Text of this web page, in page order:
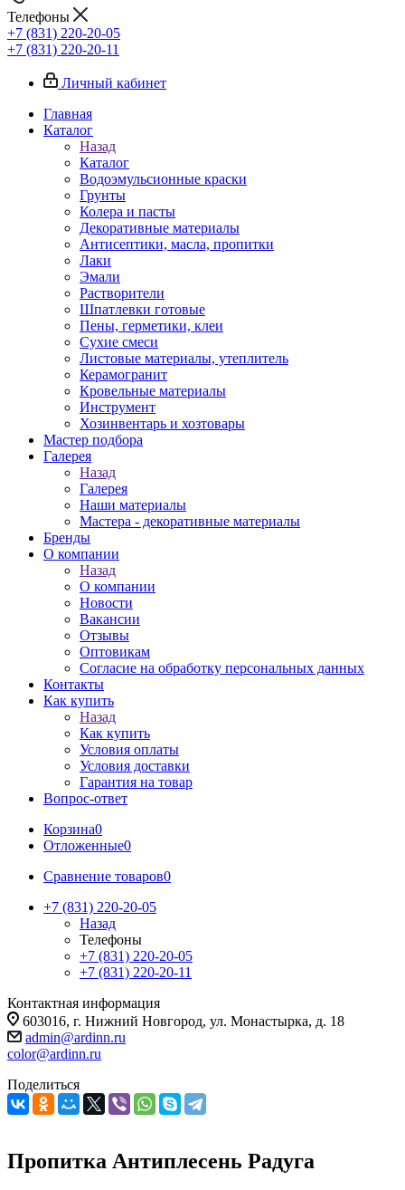
Телефоны
+7 (831) 220-20-05
+7 (831) 220-20-11
Личный кабинет
Главная
Каталог
Назад
Каталог
Водоэмульсионные краски
Грунты
Колера и пасты
Декоративные материалы
Антисептики, масла, пропитки
Лаки
Эмали
Растворители
Шпатлевки готовые
Пены, герметики, клеи
Сухие смеси
Листовые материалы, утеплитель
Керамогранит
Кровельные материалы
Инструмент
Хозинвентарь и хозтовары
Мастер подбора
Галерея
Назад
Галерея
Наши материалы
Мастера - декоративные материалы
Бренды
О компании
Назад
О компании
Новости
Вакансии
Отзывы
Оптовикам
Cогласие на обработку персональных данных
Контакты
Как купить
Назад
Как купить
Условия оплаты
Условия доставки
Гарантия на товар
Вопрос-ответ
Корзина0
Отложенные0
Сравнение товаров0
+7 (831) 220-20-05
Назад
Телефоны
+7 (831) 220-20-05
+7 (831) 220-20-11
Контактная информация
603016, г. Нижний Новгород, ул. Монастырка, д. 18
admin@ardinn.ru
color@ardinn.ru
Поделиться
Пропитка Антиплесень Радуга